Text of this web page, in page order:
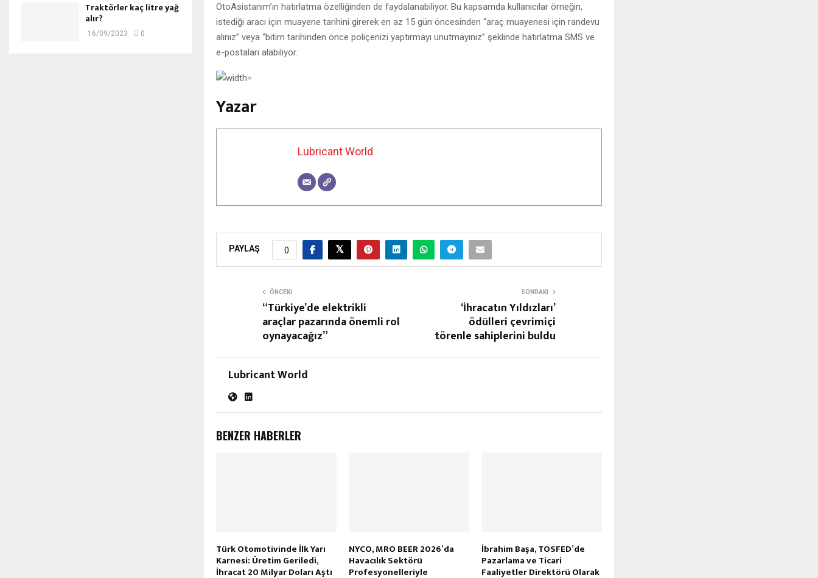
OtoAsistanım’ın hatırlatma özelliğinden de faydalanabiliyor. Bu kapsamda kullanıcılar örneğin,
istediği aracı için muayene tarihini girerek en az 15 gün öncesinden “araç muayenesi için randevu
alınız” veya “bitim tarihinden önce poliçenizi yaptırmayı unutmayınız” şeklinde hatırlatma SMS ve
e-postaları alabiliyor.
Yazar
Lubricant World
PAYLAŞ 0
ÖNCEKI
“Türkiye’de elektrikli
araçlar pazarında önemli rol
oynayacağız”
SONRAKI
‘İhracatın Yıldızları’
ödülleri çevrimiçi
törenle sahiplerini buldu
Lubricant World
BENZER HABERLER
Türk Otomotivinde İlk Yarı
Karnesi: Üretim Geriledi,
İhracat 20 Milyar Doları Aştı
NYCO, MRO BEER 2026’da
Havacılık Sektörü
Profesyonelleriyle
İbrahim Başa, TOSFED’de
Pazarlama ve Ticari
Faaliyetler Direktörü Olarak
Traktörler kaç litre yağ
alır?
16/09/2023 0